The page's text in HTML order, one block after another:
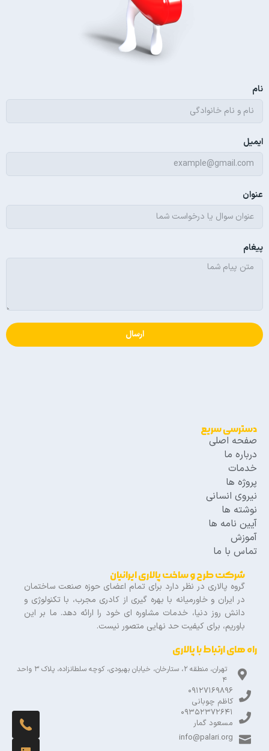
نام
ایمیل
عنوان
پیغام
ارسال
دسترسی سریع
صفحه اصلی
درباره‌ ما
خدمات
پروژه ها
نیروی انسانی
نوشته ها
آیین نامه ها
آموزش
تماس با ما
شرکت طرح و ساخت پالاری ایرانیان
گروه پالاری در نظر دارد برای تمام اعضای حوزه صنعت ساختمان
در ایران و خاورمیانه با بهره گیری از کادری مجرب، با تکنولوژی و
دانش روز دنیا، خدمات مشاوره ای خود را ارائه دهد. ما بر این
باوریم، برای کیفیت حد نهایی متصور نیست.
راه های ارتباط با پالاری
تهران، منطقه 2، ستارخان، خیابان بهبودی، کوچه سلطانزاده، پلاک 3 واحد
4
09127169896
کاظم چوبانی
09352372641
مسعود گمار
info@palari.org